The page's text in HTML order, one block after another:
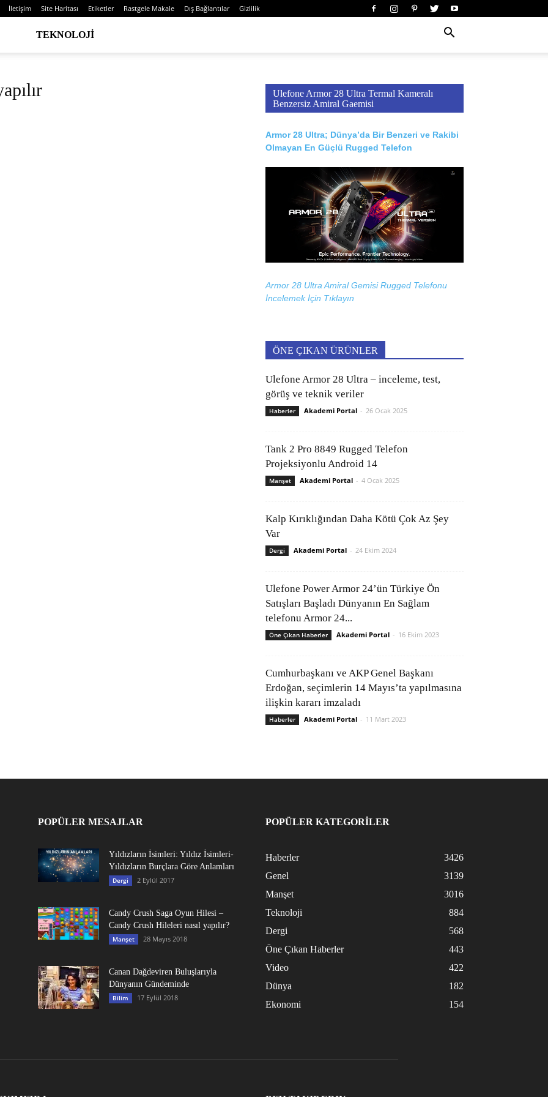
İletişim Site Haritası Etiketler Rastgele Makale Dış Bağlantılar Gizlilik
TEKNOLOJI
Ulefone Armor 28 Ultra Termal Kameralı
Benzersiz Amiral Gaemisi
Armor 28 Ultra; Dünya’da Bir Benzeri ve Rakibi
Olmayan En Güçlü Rugged Telefon
Armor 28 Ultra Amiral Gemisi Rugged Telefonu
İncelemek İçin Tıklayın
ÖNE ÇIKAN ÜRÜNLER
Ulefone Armor 28 Ultra – inceleme, test,
görüş ve teknik veriler
Haberler Akademi Portal - 26 Ocak 2025
Tank 2 Pro 8849 Rugged Telefon
Projeksiyonlu Android 14
Manşet Akademi Portal - 4 Ocak 2025
Kalp Kırıklığından Daha Kötü Çok Az Şey
Var
Dergi Akademi Portal - 24 Ekim 2024
Ulefone Power Armor 24’ün Türkiye Ön
Satışları Başladı Dünyanın En Sağlam
telefonu Armor 24...
Öne Çıkan Haberler Akademi Portal - 16 Ekim 2023
Cumhurbaşkanı ve AKP Genel Başkanı
Erdoğan, seçimlerin 14 Mayıs’ta yapılmasına
ilişkin kararı imzaladı
Haberler Akademi Portal - 11 Mart 2023
POPÜLER MESAJLAR
Yıldızların İsimleri: Yıldız İsimleri-
Yıldızların Burçlara Göre Anlamları
Dergi 2 Eylül 2017
Candy Crush Saga Oyun Hilesi –
Candy Crush Hileleri nasıl yapılır?
Manşet 28 Mayıs 2018
Canan Dağdeviren Buluşlarıyla
Dünyanın Gündeminde
Bilim 17 Eylül 2018
POPÜLER KATEGORİLER
Haberler
3426
Genel
3139
Manşet
3016
Teknoloji
884
Dergi
568
Öne Çıkan Haberler
443
Video
422
Dünya
182
Ekonomi
154